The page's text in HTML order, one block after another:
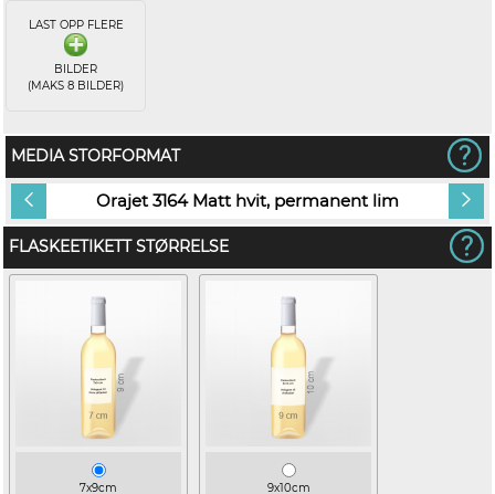
LAST OPP FLERE
BILDER
(MAKS 8 BILDER)
MEDIA STORFORMAT
Orajet 3164 Matt hvit, permanent lim
FLASKEETIKETT STØRRELSE
7x9cm 9x10cm